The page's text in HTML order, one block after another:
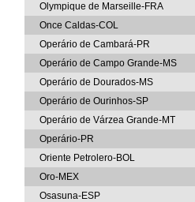
Olympique de Marseille-FRA
Once Caldas-COL
Operário de Cambará-PR
Operário de Campo Grande-MS
Operário de Dourados-MS
Operário de Ourinhos-SP
Operário de Várzea Grande-MT
Operário-PR
Oriente Petrolero-BOL
Oro-MEX
Osasuna-ESP